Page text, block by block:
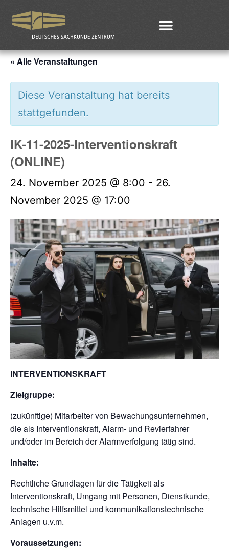
« Alle Veranstaltungen
Diese Veranstaltung hat bereits
stattgefunden.
IK-11-2025-Interventionskraft
(ONLINE)
24. November 2025 @ 8:00 - 26.
November 2025 @ 17:00
INTERVENTIONSKRAFT
Zielgruppe:
(zukünftige) Mitarbeiter von Bewachungsunternehmen,
die als Interventionskraft, Alarm- und Revierfahrer
und/oder im Bereich der Alarmverfolgung tätig sind.
Inhalte:
Rechtliche Grundlagen für die Tätigkeit als
Interventionskraft, Umgang mit Personen, Dienstkunde,
technische Hilfsmittel und kommunikationstechnische
Anlagen u.v.m.
Voraussetzungen: